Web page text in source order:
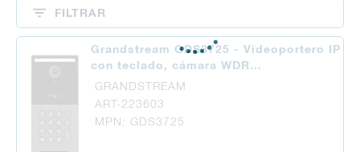
FILTRAR
Grandstream GDS3725 - Videoportero IP
con teclado, cámara WDR…
GRANDSTREAM
ART-223603
MPN: GDS3725